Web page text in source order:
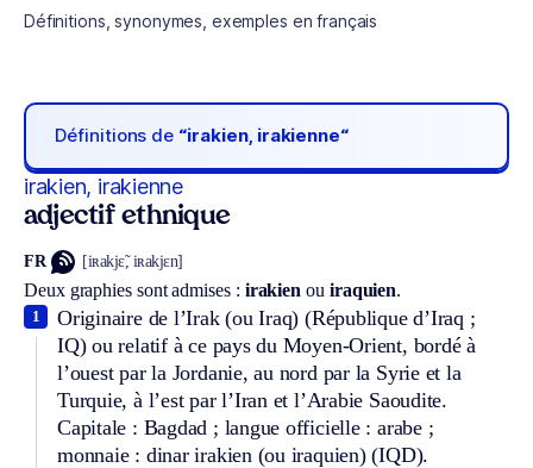
Définitions, synonymes, exemples en français
Définitions de “irakien, irakienne“
irakien, irakienne
adjectif ethnique
FR [iʀakjɛ̃, iʀakjɛn]
Deux graphies sont admises : irakien ou iraquien.
Originaire de l’Irak (ou Iraq) (République d’Iraq ;
IQ) ou relatif à ce pays du Moyen-Orient, bordé à
l’ouest par la Jordanie, au nord par la Syrie et la
Turquie, à l’est par l’Iran et l’Arabie Saoudite.
Capitale : Bagdad ; langue officielle : arabe ;
monnaie : dinar irakien (ou iraquien) (IQD).
1